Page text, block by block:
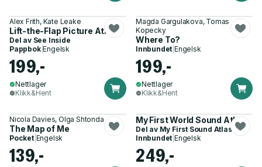
Alex Frith, Kate Leake
Lift-the-Flap Picture Atlas
Del av See Inside
Pappbok|Engelsk
199,-
Nettlager
Klikk&Hent
Magda Gargulakova, Tomas
Kopecky
Where To?
Innbundet |Engelsk
199,-
Nettlager
Klikk&Hent
Nicola Davies, Olga Shtonda
The Map of Me
Pocket| Engelsk
139,-
My First World Sound Atlas
Del av My First Sound Atlas
Innbundet |Engelsk
249,-